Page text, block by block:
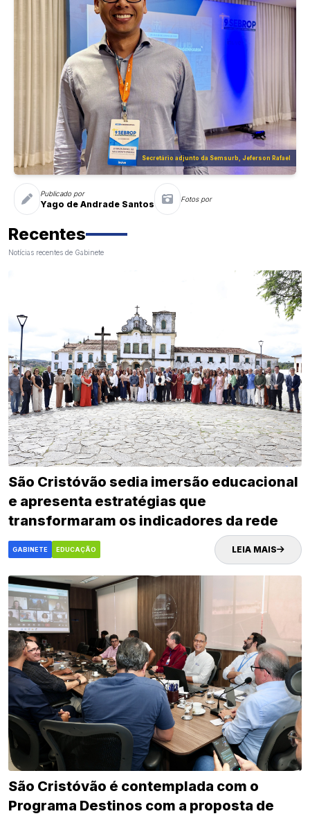
Secretário adjunto da Semsurb, Jeferson Rafael
Publicado por
Yago de Andrade Santos Fotos por
Recentes
Notícias recentes de Gabinete
São Cristóvão sedia imersão educacional
e apresenta estratégias que
transformaram os indicadores da rede
municipal
GABINETE EDUCAÇÃO LEIA MAIS
São Cristóvão é contemplada com o
Programa Destinos com a proposta de